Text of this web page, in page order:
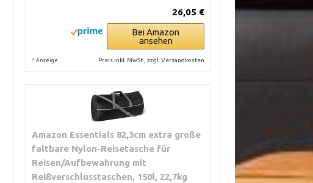
26,05 €
Bei Amazon
ansehen
* Anzeige Preis inkl. MwSt., zzgl. Versandkosten
Amazon Essentials 82,3cm extra große
faltbare Nylon-Reisetasche für
Reisen/Aufbewahrung mit
Reißverschlusstaschen, 150l, 22,7kg